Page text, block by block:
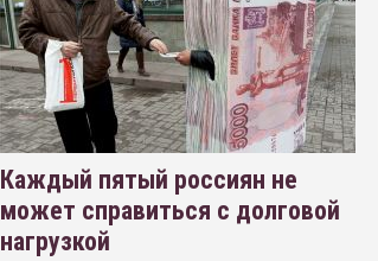
Каждый пятый россиян не
может справиться с долговой
нагрузкой